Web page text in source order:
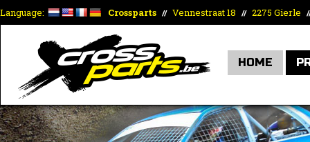
Language: Crossparts // Vennestraat 18 // 2275 Gierle
HOME